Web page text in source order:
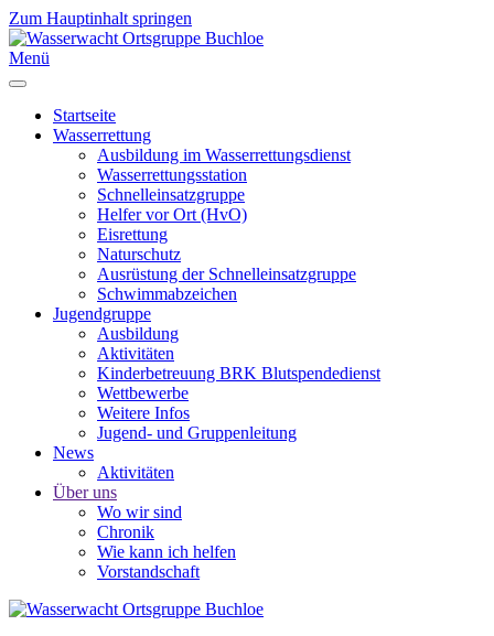
Zum Hauptinhalt springen
Menü
Startseite
Wasserrettung
Ausbildung im Wasserrettungsdienst
Wasserrettungsstation
Schnelleinsatzgruppe
Helfer vor Ort (HvO)
Eisrettung
Naturschutz
Ausrüstung der Schnelleinsatzgruppe
Schwimmabzeichen
Jugendgruppe
Ausbildung
Aktivitäten
Kinderbetreuung BRK Blutspendedienst
Wettbewerbe
Weitere Infos
Jugend- und Gruppenleitung
News
Aktivitäten
Über uns
Wo wir sind
Chronik
Wie kann ich helfen
Vorstandschaft